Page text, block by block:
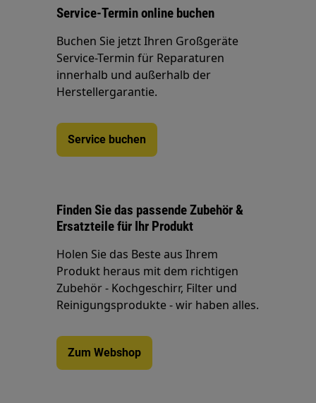
Service-Termin online buchen
Buchen Sie jetzt Ihren Großgeräte
Service-Termin für Reparaturen
innerhalb und außerhalb der
Herstellergarantie.
Service buchen
Finden Sie das passende Zubehör &
Ersatzteile für Ihr Produkt
Holen Sie das Beste aus Ihrem
Produkt heraus mit dem richtigen
Zubehör - Kochgeschirr, Filter und
Reinigungsprodukte - wir haben alles.
Zum Webshop